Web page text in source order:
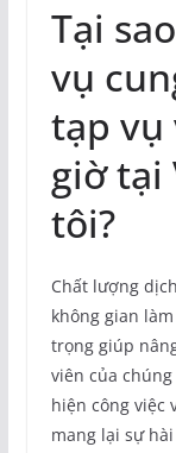
Tại
vụ
tạp vụ
giờ tại
tôi?
Chất lượng
không gian
trọng giúp
viên của
hiện công việc
mang lại sự